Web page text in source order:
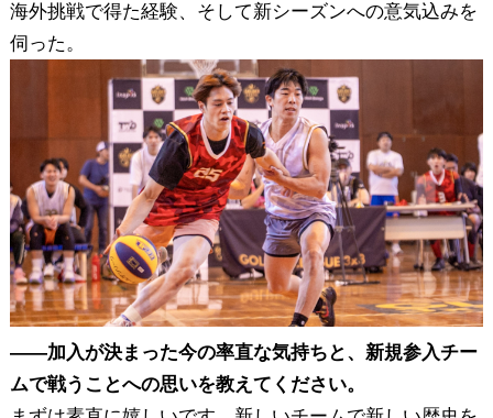
海外挑戦で得た経験、そして新シーズンへの意気込みを
伺った。
――加入が決まった今の率直な気持ちと、新規参入チー
ムで戦うことへの思いを教えてください。